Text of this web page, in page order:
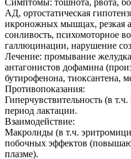
Симптомы: тошнота, рвота,
АД, ортостатическая
икроножных мышцах, резкая
сонливость, психомоторное
галлюцинации, нарушение
Лечение: промывание
антагонистов дофамина
бутирофенона, тиоксантена,
Противопоказания:
Гиперчувствительность (в
период лактации.
Взаимодействие:
Макролиды (в т.ч.
побочных эффектов
плазме).